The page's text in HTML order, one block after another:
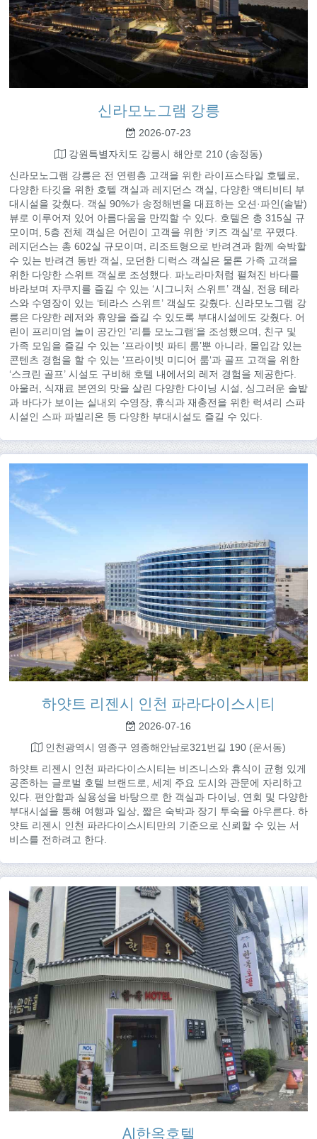
신라모노그램 강릉
2026-07-23
강원특별자치도 강릉시 해안로 210 (송정동)
신라모노그램 강릉은 전 연령층 고객을 위한 라이프스타일 호텔로,
다양한 타깃을 위한 호텔 객실과 레지던스 객실, 다양한 액티비티 부
대시설을 갖췄다. 객실 90%가 송정해변을 대표하는 오션·파인(솔밭)
뷰로 이루어져 있어 아름다움을 만끽할 수 있다. 호텔은 총 315실 규
모이며, 5층 전체 객실은 어린이 고객을 위한 ‘키즈 객실’로 꾸몄다.
레지던스는 총 602실 규모이며, 리조트형으로 반려견과 함께 숙박할
수 있는 반려견 동반 객실, 모던한 디럭스 객실은 물론 가족 고객을
위한 다양한 스위트 객실로 조성했다. 파노라마처럼 펼쳐진 바다를
바라보며 자쿠지를 즐길 수 있는 ‘시그니처 스위트’ 객실, 전용 테라
스와 수영장이 있는 ‘테라스 스위트’ 객실도 갖췄다. 신라모노그램 강
릉은 다양한 레저와 휴양을 즐길 수 있도록 부대시설에도 갖췄다. 어
린이 프리미엄 놀이 공간인 ‘리틀 모노그램’을 조성했으며, 친구 및
가족 모임을 즐길 수 있는 ‘프라이빗 파티 룸’뿐 아니라, 몰입감 있는
콘텐츠 경험을 할 수 있는 ‘프라이빗 미디어 룸‘과 골프 고객을 위한
‘스크린 골프’ 시설도 구비해 호텔 내에서의 레저 경험을 제공한다.
아울러, 식재료 본연의 맛을 살린 다양한 다이닝 시설, 싱그러운 솔밭
과 바다가 보이는 실내외 수영장, 휴식과 재충전을 위한 럭셔리 스파
시설인 스파 파빌리온 등 다양한 부대시설도 즐길 수 있다.
하얏트 리젠시 인천 파라다이스시티
2026-07-16
인천광역시 영종구 영종해안남로321번길 190 (운서동)
하얏트 리젠시 인천 파라다이스시티는 비즈니스와 휴식이 균형 있게
공존하는 글로벌 호텔 브랜드로, 세계 주요 도시와 관문에 자리하고
있다. 편안함과 실용성을 바탕으로 한 객실과 다이닝, 연회 및 다양한
부대시설을 통해 여행과 일상, 짧은 숙박과 장기 투숙을 아우른다. 하
얏트 리젠시 인천 파라다이스시티만의 기준으로 신뢰할 수 있는 서
비스를 전하려고 한다.
AI한옥호텔